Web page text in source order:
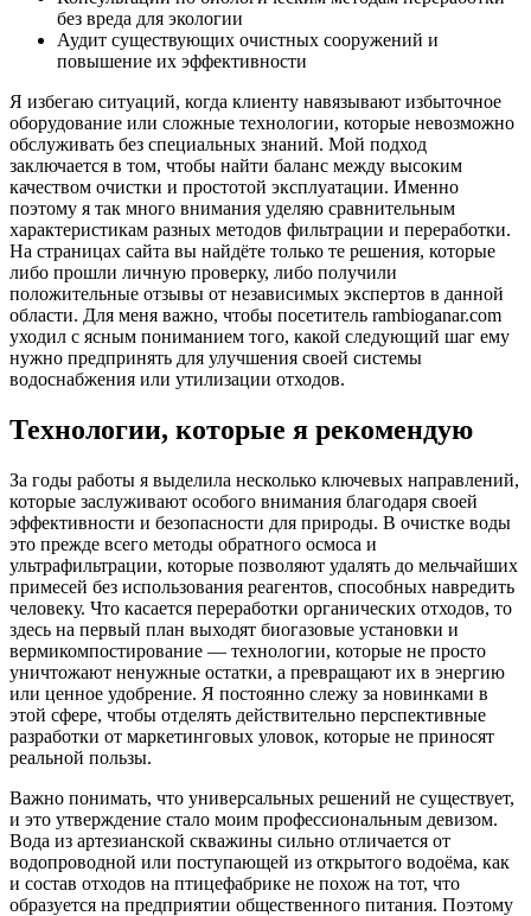
без вреда для экологии
Аудит существующих очистных сооружений и
повышение их эффективности
Я избегаю ситуаций, когда клиенту навязывают избыточное
оборудование или сложные технологии, которые невозможно
обслуживать без специальных знаний. Мой подход
заключается в том, чтобы найти баланс между высоким
качеством очистки и простотой эксплуатации. Именно
поэтому я так много внимания уделяю сравнительным
характеристикам разных методов фильтрации и переработки.
На страницах сайта вы найдёте только те решения, которые
либо прошли личную проверку, либо получили
положительные отзывы от независимых экспертов в данной
области. Для меня важно, чтобы посетитель rambioganar.com
уходил с ясным пониманием того, какой следующий шаг ему
нужно предпринять для улучшения своей системы
водоснабжения или утилизации отходов.
Технологии, которые я рекомендую
За годы работы я выделила несколько ключевых направлений,
которые заслуживают особого внимания благодаря своей
эффективности и безопасности для природы. В очистке воды
это прежде всего методы обратного осмоса и
ультрафильтрации, которые позволяют удалять до мельчайших
примесей без использования реагентов, способных навредить
человеку. Что касается переработки органических отходов, то
здесь на первый план выходят биогазовые установки и
вермикомпостирование — технологии, которые не просто
уничтожают ненужные остатки, а превращают их в энергию
или ценное удобрение. Я постоянно слежу за новинками в
этой сфере, чтобы отделять действительно перспективные
разработки от маркетинговых уловок, которые не приносят
реальной пользы.
Важно понимать, что универсальных решений не существует,
и это утверждение стало моим профессиональным девизом.
Вода из артезианской скважины сильно отличается от
водопроводной или поступающей из открытого водоёма, как
и состав отходов на птицефабрике не похож на тот, что
образуется на предприятии общественного питания. Поэтому